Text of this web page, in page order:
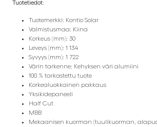
Tuotetiedot:
Tuotemerkki: Kontio Solar
Valmistusmaa: Kiina
Korkeus (mm): 30
Leveys (mm): 1 134
Syvyys (mm): 1 722
Värin tarkenne: Kehyksen väri alumiini
100 % tarkastettu tuote
Korkealuokkainen pakkaus
Yksikidepaneeli
Half Cut
MBB
Mekaanisen kuorman (tuulikuorman,